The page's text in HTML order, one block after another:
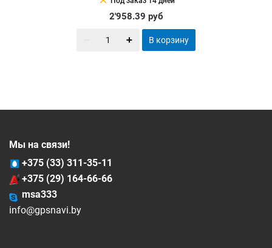
2'958.39 руб
В корзину
Мы на связи!
+375 (33) 311-35-11
+375 (29) 164-66-66
msa333
info@gpsnavi.by